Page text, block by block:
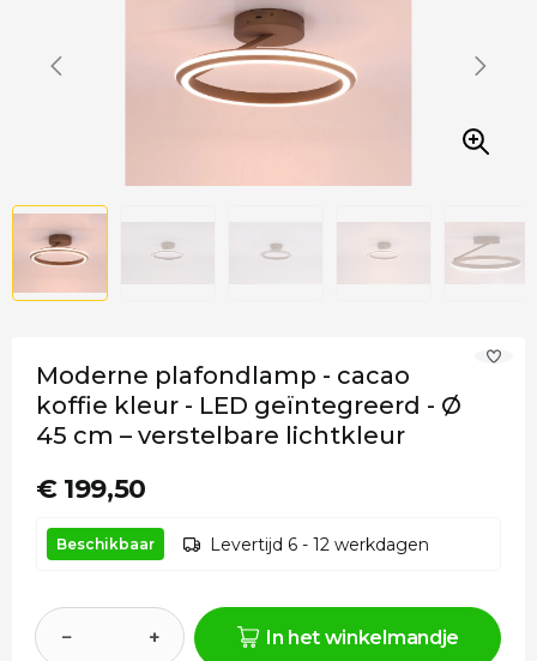
Moderne plafondlamp - cacao
koffie kleur - LED geïntegreerd - Ø
45 cm – verstelbare lichtkleur
€ 199,50
Beschikbaar Levertijd 6 - 12 werkdagen
− + In het winkelmandje